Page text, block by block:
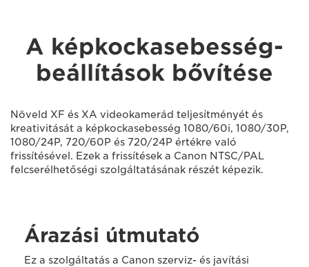
A képkockasebesség-
beállítások bővítése
Növeld XF és XA videokamerád teljesítményét és
kreativitását a képkockasebesség 1080/60i, 1080/30P,
1080/24P, 720/60P és 720/24P értékre való
frissítésével. Ezek a frissítések a Canon NTSC/PAL
felcserélhetőségi szolgáltatásának részét képezik.
Árazási útmutató
Ez a szolgáltatás a Canon szerviz- és javítási